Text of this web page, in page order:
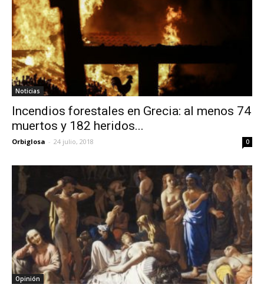
Noticias
Incendios forestales en Grecia: al menos 74
muertos y 182 heridos...
Orbiglosa - 24 julio, 2018 0
Opinión